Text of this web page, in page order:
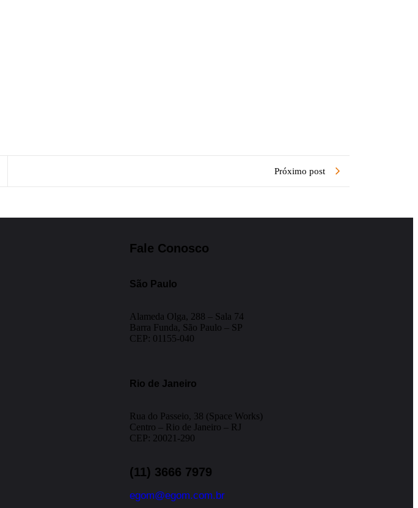
Próximo post
Fale Conosco
São Paulo
Alameda Olga, 288 – Sala 74
Barra Funda, São Paulo – SP
CEP: 01155-040
Rio de Janeiro
Rua do Passeio, 38 (Space Works)
Centro – Rio de Janeiro – RJ
CEP: 20021-290
(11) 3666 7979
egom@egom.com.br